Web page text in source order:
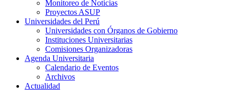
Monitoreo de Noticias
Proyectos ASUP
Universidades del Perú
Universidades con Órganos de Gobierno
Instituciones Universitarias
Comisiones Organizadoras
Agenda Universitaria
Calendario de Eventos
Archivos
Actualidad